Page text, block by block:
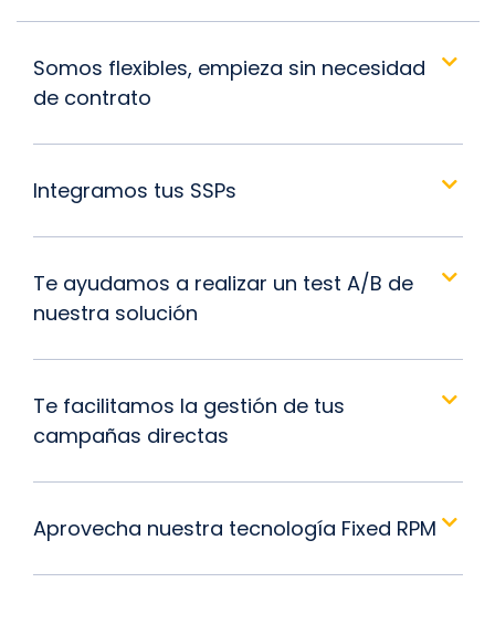
Somos flexibles, empieza sin necesidad
de contrato
Integramos tus SSPs
Te ayudamos a realizar un test A/B de
nuestra solución
Te facilitamos la gestión de tus
campañas directas
Aprovecha nuestra tecnología Fixed RPM